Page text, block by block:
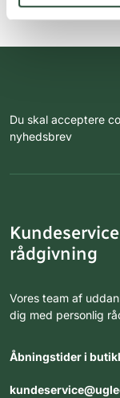
Du skal acceptere
nyhedsbrev
rådgivning
Vores team af
dig med personlig
Åbningstider i